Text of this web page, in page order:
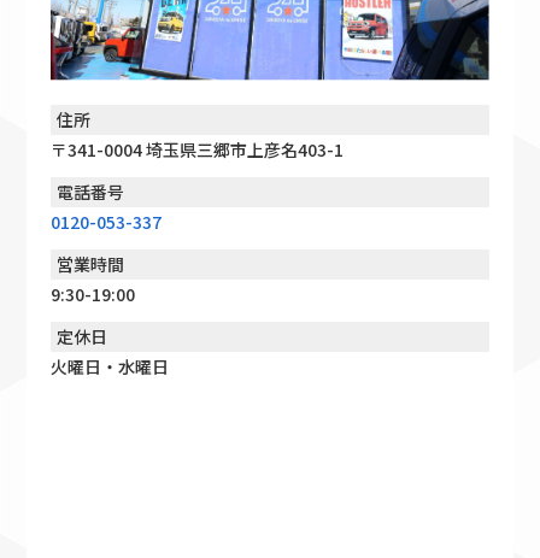
住所
〒341-0004 埼玉県三郷市上彦名403-1
電話番号
0120-053-337
営業時間
9:30-19:00
定休日
火曜日・水曜日